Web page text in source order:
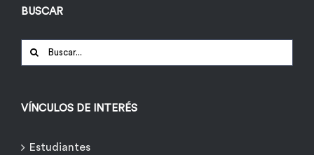
BUSCAR
Buscar:
VÍNCULOS DE INTERÉS
Estudiantes